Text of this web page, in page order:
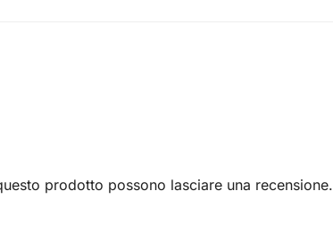
prodotto possono lasciare una recensione.